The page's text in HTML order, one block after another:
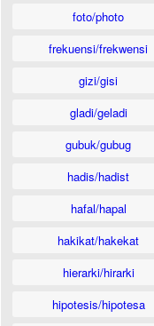
foto/photo
frekuensi/frekwensi
gizi/gisi
gladi/geladi
gubuk/gubug
hadis/hadist
hafal/hapal
hakikat/hakekat
hierarki/hirarki
hipotesis/hipotesa